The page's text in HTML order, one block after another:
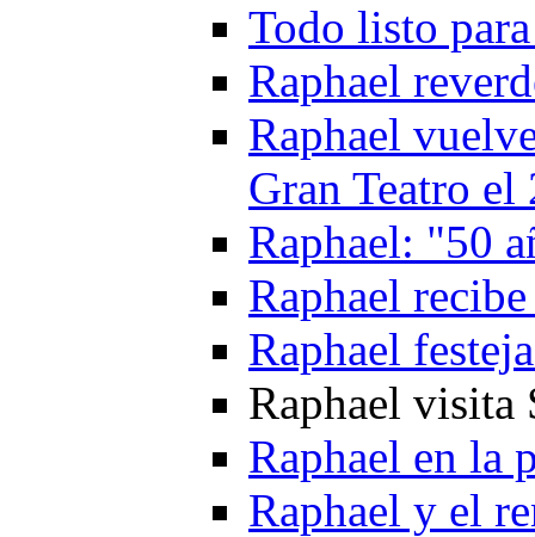
Todo listo
Raphael
Raphael
Gran Teatro
Raphael: "50
Raphael
Raphael
Raphael visita
Raphael en la
Raphael y el